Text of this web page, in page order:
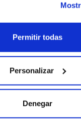
Permitir todas
Personalizar
Denegar
dejo de pagar un
todo lo que
no se acumula
realmente un
depende de la
contratar, no son